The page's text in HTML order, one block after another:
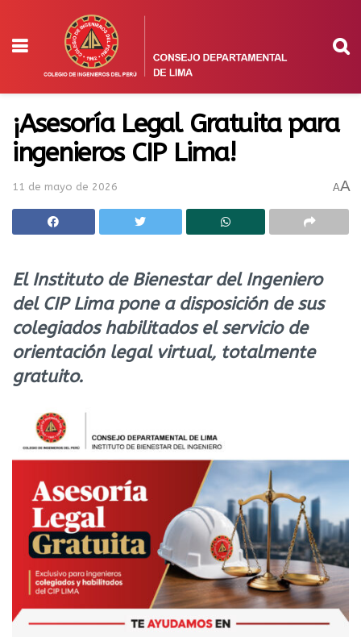
¡Asesoría Legal Gratuita para
ingenieros CIP Lima!
11 de mayo de 2026 AA
El Instituto de Bienestar del Ingeniero
del CIP Lima pone a disposición de sus
colegiados habilitados el servicio de
orientación legal virtual, totalmente
gratuito.